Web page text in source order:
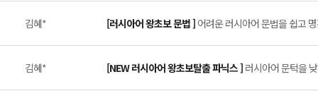
김혜* [러시아어 왕초보 문법 ] 어려운 러시아어 문법을 쉽고
김혜* [NEW 러시아어 왕초보탈출 파닉스 ] 러시아어 문턱을